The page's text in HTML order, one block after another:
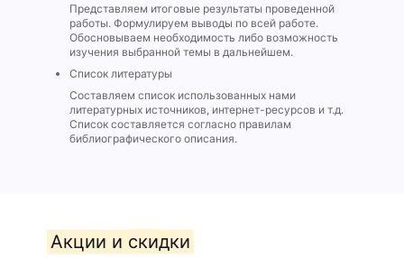
Представляем итоговые результаты проведенной
работы. Формулируем выводы по всей работе.
Обосновываем необходимость либо возможность
изучения выбранной темы в дальнейшем.
Список литературы
Составляем список использованных нами
литературных источников, интернет-ресурсов и т.д.
Список составляется согласно правилам
библиографического описания.
Акции и скидки